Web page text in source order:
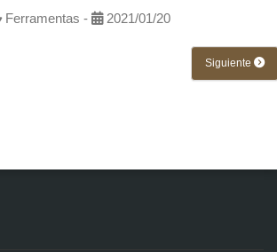
Ferramentas - 2021/01/20
Siguiente